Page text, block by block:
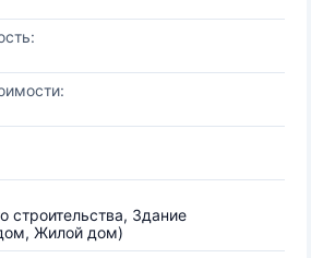
строительства, Здание
Жилой дом)